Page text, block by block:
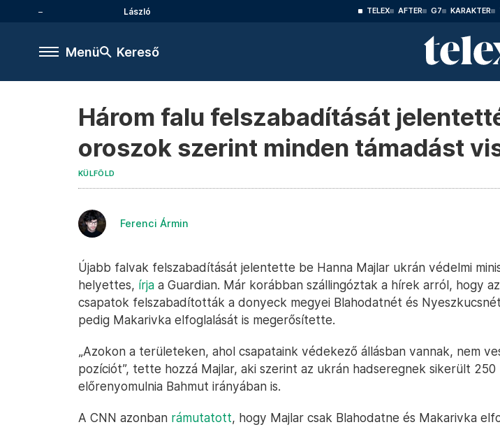
László TELEX AFTER G7 KARAKTER
Menü Kereső
Három falu felszabadítását
oroszok szerint minden támadást
KÜLFÖLD
Ferenci Ármin
Újabb falvak felszabadítását jelentette be Hanna Majlar ukrán védelmi
helyettes, írja a Guardian. Már korábban szállingóztak a hírek arról, hogy
csapatok felszabadították a donyeck megyei Blahodatnét és
pedig Makarivka elfoglalását is megerősítette.
„Azokon a területeken, ahol csapataink védekező állásban vannak, nem
pozíciót”, tette hozzá Majlar, aki szerint az ukrán hadseregnek sikerült
előrenyomulnia Bahmut irányában is.
A CNN azonban rámutatott, hogy Majlar csak Blahodatne és Makarivka